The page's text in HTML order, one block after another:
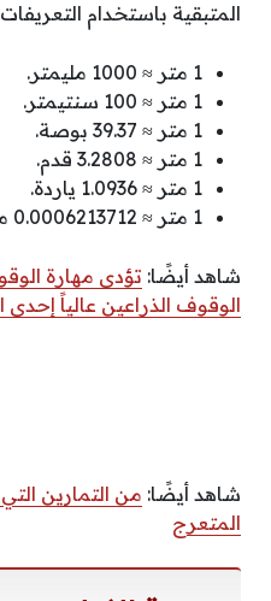
المتبقية باستخدام التعريفات
1 متر ≈ 1000 مليمتر.
1 متر ≈ 100 سنتيمتر.
1 متر ≈ 39.37 بوصة.
1 متر ≈ 3.2808 قدم.
1 متر ≈ 1.0936 ياردة.
1 متر ≈ 0.0006213712 ميل.
شاهد أيضًا: تؤدى مهارة
الوقوف الذراعين عالياً
شاهد أيضًا: من التمارين
المتعرج